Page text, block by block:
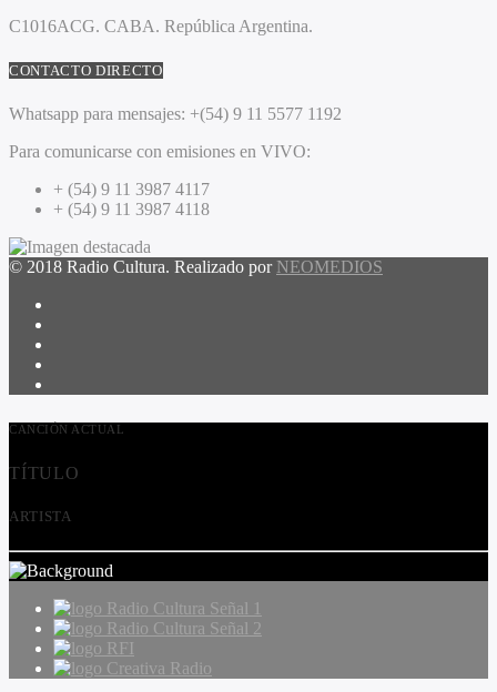
C1016ACG. CABA. República Argentina.
CONTACTO DIRECTO
Whatsapp para mensajes: +(54) 9 11 5577 1192
Para comunicarse con emisiones en VIVO:
+ (54) 9 11 3987 4117
+ (54) 9 11 3987 4118
© 2018 Radio Cultura. Realizado por NEOMEDIOS
CANCIÓN ACTUAL
TÍTULO
ARTISTA
Radio Cultura Señal 1
Radio Cultura Señal 2
RFI
Creativa Radio